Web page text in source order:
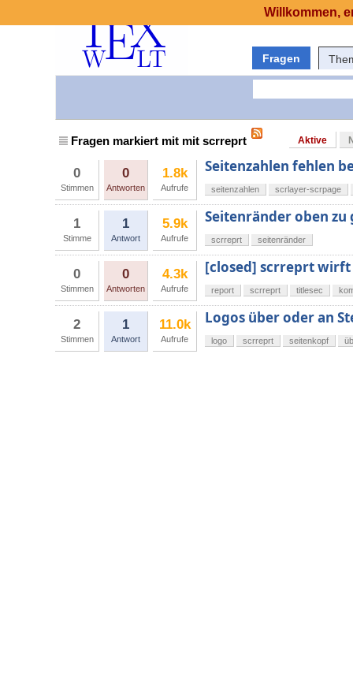
Fragen
Fragen markiert mit mit scrreprt Aktive
0
Stimmen
0
Antworten
1.8k
Aufrufe
Seitenzahlen fehlen
seitenzahlen scrlayer-scrpage
1
Stimme
1
Antwort
5.9k
Aufrufe
Seitenränder oben
scrreprt seitenränder
0
Stimmen
0
Antworten
4.3k
Aufrufe
[closed] scrreprt
report scrreprt titlesec
2
Stimmen
1
Antwort
11.0k
Aufrufe
Logos über oder an
logo scrreprt seitenkopf
Willkommen,